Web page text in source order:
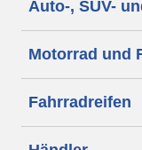
Auto-, SUV-
Motorrad und
Fahrradreifen